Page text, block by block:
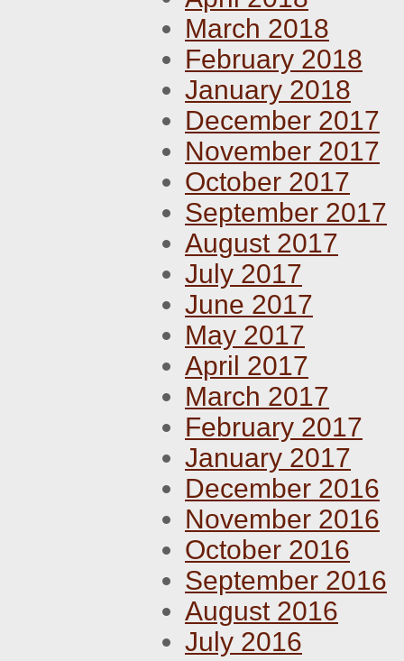
March 2018
February 2018
January 2018
December 2017
November 2017
October 2017
September 2017
August 2017
July 2017
June 2017
May 2017
April 2017
March 2017
February 2017
January 2017
December 2016
November 2016
October 2016
September 2016
August 2016
July 2016